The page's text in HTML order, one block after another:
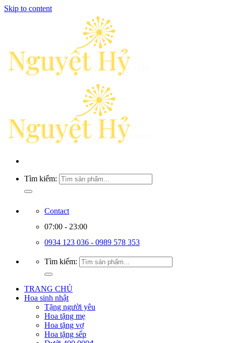
Skip to content
Tìm kiếm:
Contact
07:00 - 23:00
0934 123 036 - 0989 578 353
Tìm kiếm:
TRANG CHỦ
Hoa sinh nhật
Tặng người yêu
Hoa tặng mẹ
Hoa tặng vợ
Hoa tặng sếp